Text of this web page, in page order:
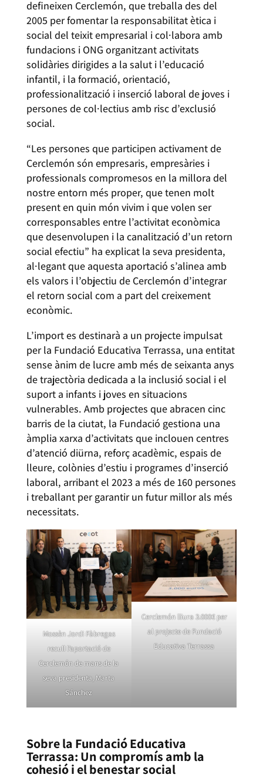
defineixen Cerclemón, que treballa des del
2005 per fomentar la responsabilitat ètica i
social del teixit empresarial i col·labora amb
fundacions i ONG organitzant activitats
solidàries dirigides a la salut i l’educació
infantil, i la formació, orientació,
professionalització i inserció laboral de joves i
persones de col·lectius amb risc d’exclusió
social.
“Les persones que participen activament de
Cerclemón són empresaris, empresàries i
professionals compromesos en la millora del
nostre entorn més proper, que tenen molt
present en quin món vivim i que volen ser
corresponsables entre l’activitat econòmica
que desenvolupen i la canalització d’un retorn
social efectiu” ha explicat la seva presidenta,
al·legant que aquesta aportació s’alinea amb
els valors i l’objectiu de Cerclemón d’integrar
el retorn social com a part del creixement
econòmic.
L’import es destinarà a un projecte impulsat
per la Fundació Educativa Terrassa, una entitat
sense ànim de lucre amb més de seixanta anys
de trajectòria dedicada a la inclusió social i el
suport a infants i joves en situacions
vulnerables. Amb projectes que abracen cinc
barris de la ciutat, la Fundació gestiona una
àmplia xarxa d’activitats que inclouen centres
d’atenció diürna, reforç acadèmic, espais de
lleure, colònies d’estiu i programes d’inserció
laboral, arribant el 2023 a més de 160 persones
i treballant per garantir un futur millor als més
necessitats.
Mossèn Jordi Fàbregas
recull l’aportació de
Cerclemón de mans de la
seva presidenta, Marta
Sánchez
Cerclemón lliura 3.000€ per
al projecte de Fundació
Educativa Terrassa
Sobre la Fundació Educativa
Terrassa: Un compromís amb la
cohesió i el benestar social